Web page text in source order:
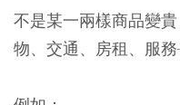
不是某一兩樣商品變
物、交通、房租、服